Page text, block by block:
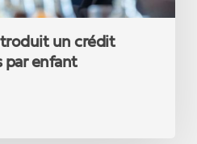
un crédit
par enfant